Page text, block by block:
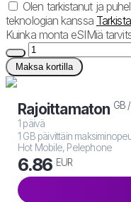
Olen tarkistanut ja
teknologian kanssa
Kuinka monta eSIMiä
Maksa kortilla
Rajoittamaton GB /
1 päivä
1 GB päivittäin
Hot Mobile, Pelephone
6.86 EUR